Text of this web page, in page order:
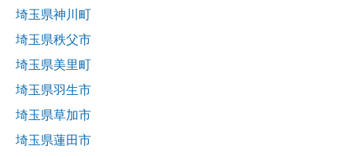
埼玉県神川町
埼玉県秩父市
埼玉県美里町
埼玉県羽生市
埼玉県草加市
埼玉県蓮田市